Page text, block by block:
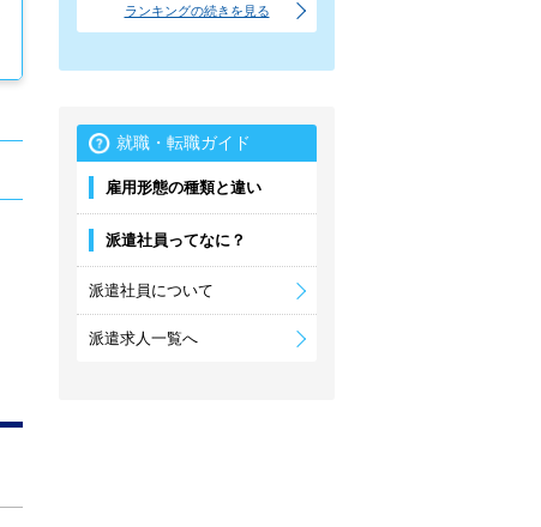
ランキングの続きを見る
就職・転職ガイド
雇用形態の種類と違い
派遣社員ってなに？
派遣社員について
派遣求人一覧へ